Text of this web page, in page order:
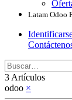
Latam Odoo
3 Artículos
odoo ×